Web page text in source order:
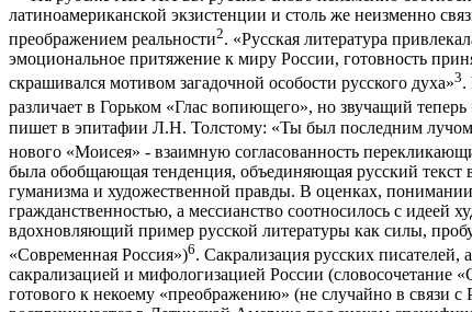
латиноамериканской экзистенции и столь же неизменно
преображением реальности2. «Русская литература
эмоциональное притяжение к миру России, готовность
скрашивался мотивом загадочной особости русского духа»3.
различает в Горьком «Глас вопиющего», но звучащий
пишет в эпитафии Л.Н. Толстому: «Ты был последним лучом
нового «Моисея» - взаимную согласованность
была обобщающая тенденция, объединяющая русский текст
гуманизма и художественной правды. В оценках, понимании
гражданственностью, а мессианство соотносилось с
вдохновляющий пример русской литературы как силы,
«Современная Россия»)6. Сакрализация русских писателей,
сакрализацией и мифологизацией России (словосочетание
готового к некоему «преображению» (не случайно в связи